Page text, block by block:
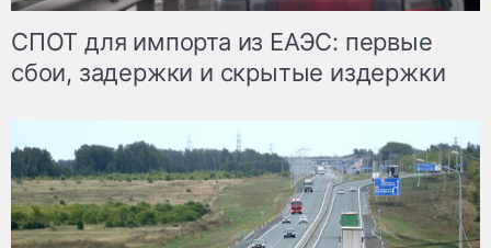
СПОТ для импорта из ЕАЭС: первые
сбои, задержки и скрытые издержки